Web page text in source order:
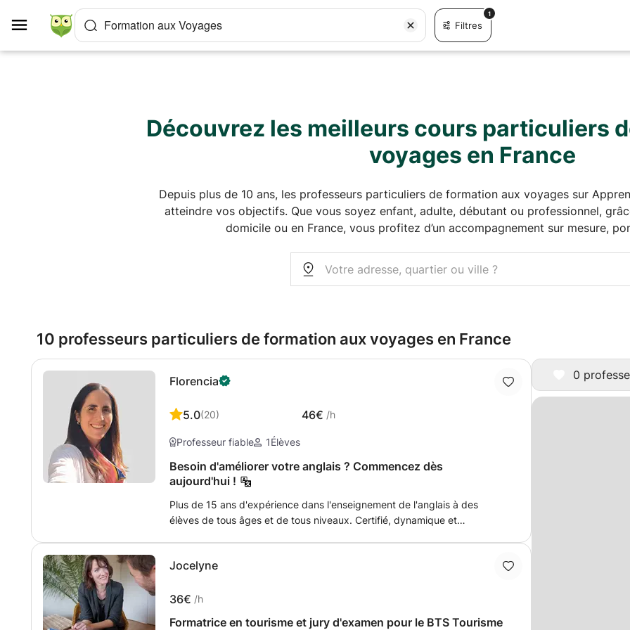
Formation aux Voyages Filtres
1
Découvrez les meilleurs cours particuliers
voyages en France
Depuis plus de 10 ans, les professeurs particuliers de formation aux voyages sur
atteindre vos objectifs. Que vous soyez enfant, adulte, débutant ou professionnel,
domicile ou en France, vous profitez d’un accompagnement sur mesure,
0
10 professeurs particuliers de formation aux voyages en France
Florencia
5.0(20) 46€ /h
Professeur fiable 1Élèves
Besoin d'améliorer votre anglais ? Commencez dès
aujourd'hui !
Plus de 15 ans d'expérience dans l'enseignement de l'anglais à des
élèves de tous âges et de tous niveaux. Certifié, dynamique et
professionnels ou personnels. Vos objectifs : Voyager en anglais ou se
la médecine, la kinésiologie, la comptabilité, le marketing, les affaires et
Jocelyne
36€ /h
Formatrice en tourisme et jury d'examen pour le BTS Tourisme